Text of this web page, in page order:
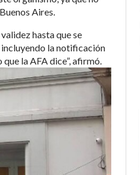
Aires.
hasta que se
la notificación
la AFA dice”, afirmó.